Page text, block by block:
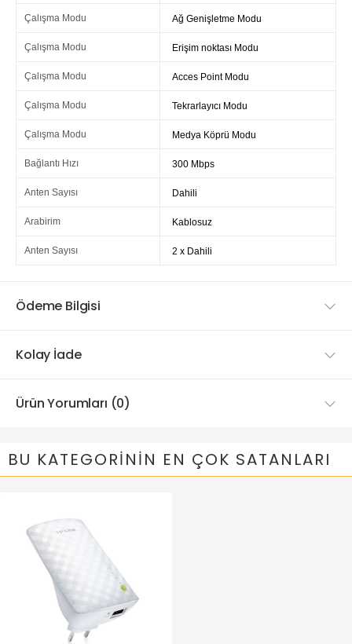
Çalışma Modu Ağ Genişletme Modu
Çalışma Modu Erişim noktası Modu
Çalışma Modu Acces Point Modu
Çalışma Modu Tekrarlayıcı Modu
Çalışma Modu Medya Köprü Modu
Bağlantı Hızı 300 Mbps
Anten Sayısı Dahili
Arabirim Kablosuz
Anten Sayısı 2 x Dahili
Ödeme Bilgisi
Kolay İade
Ürün Yorumları (0)
BU KATEGORININ EN ÇOK SATANLARI